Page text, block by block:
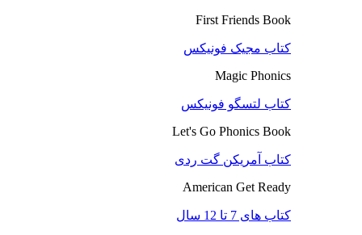
First Friends Book
کتاب مجیک فونیکس
Magic Phonics
کتاب لتسگو فونیکس
Let's Go Phonics Book
کتاب آمریکن گت ردی
American Get Ready
کتاب های 7 تا 12 سال